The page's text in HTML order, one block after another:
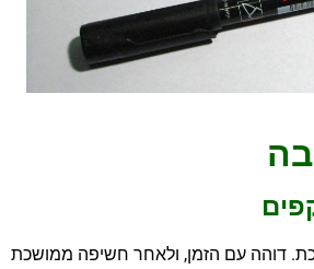
דוהה עם הזמן, ולאחר חשיפה ממושכת